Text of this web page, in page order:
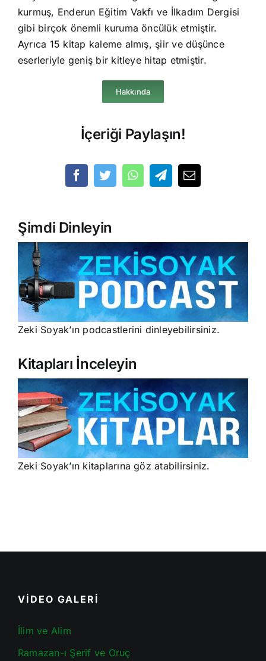
kurmuş, Enderun Eğitim Vakfı ve İlkadım Dergisi
gibi birçok önemli kuruma öncülük etmiştir.
Ayrıca 15 kitap kaleme almış, şiir ve düşünce
eserleriyle geniş bir kitleye hitap etmiştir.
Hakkında
İçeriği Paylaşın!
Şimdi Dinleyin
Zeki Soyak’ın podcastlerini dinleyebilirsiniz.
Kitapları İnceleyin
Zeki Soyak’ın kitaplarına göz atabilirsiniz.
VİDEO GALERİ
İlim ve Alim
Ramazan-ı Şerif ve Oruç